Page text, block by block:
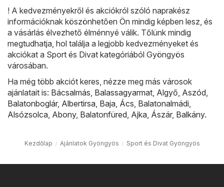
! A kedvezményekről és akciókról szóló naprakész
információknak köszönhetően Ön mindig képben lesz, és
a vásárlás élvezhető élménnyé válik. Tőlünk mindig
megtudhatja, hol találja a legjobb kedvezményeket és
akciókat a Sport és Divat kategóriából Gyöngyös
városában.
Ha még több akciót keres, nézze meg más városok
ajánlatait is: Bácsalmás Balassagyarmat Algyő Aszód
Balatonboglár, Albertirsa Baja Ács Balatonalmádi
Alsózsolca Abony, Balatonfüred Ajka Ászár, Balkány.
Kezdőlap Ajánlatok Gyöngyös Sport és Divat Gyöngyös